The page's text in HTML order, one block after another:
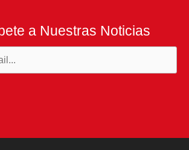
a Nuestras Noticias